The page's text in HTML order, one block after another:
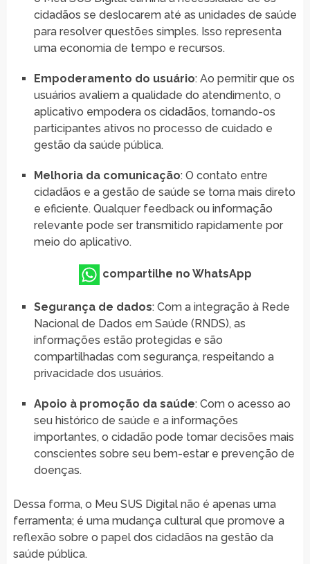
cidadãos se deslocarem até as unidades de saúde
para resolver questões simples. Isso representa
uma economia de tempo e recursos.
Empoderamento do usuário: Ao permitir que os
usuários avaliem a qualidade do atendimento, o
aplicativo empodera os cidadãos, tornando-os
participantes ativos no processo de cuidado e
gestão da saúde pública.
Melhoria da comunicação: O contato entre
cidadãos e a gestão de saúde se torna mais direto
e eficiente. Qualquer feedback ou informação
relevante pode ser transmitido rapidamente por
meio do aplicativo.
compartilhe no WhatsApp
Segurança de dados: Com a integração à Rede
Nacional de Dados em Saúde (RNDS), as
informações estão protegidas e são
compartilhadas com segurança, respeitando a
privacidade dos usuários.
Apoio à promoção da saúde: Com o acesso ao
seu histórico de saúde e a informações
importantes, o cidadão pode tomar decisões mais
conscientes sobre seu bem-estar e prevenção de
doenças.
Dessa forma, o Meu SUS Digital não é apenas uma
ferramenta; é uma mudança cultural que promove a
reflexão sobre o papel dos cidadãos na gestão da
saúde pública.